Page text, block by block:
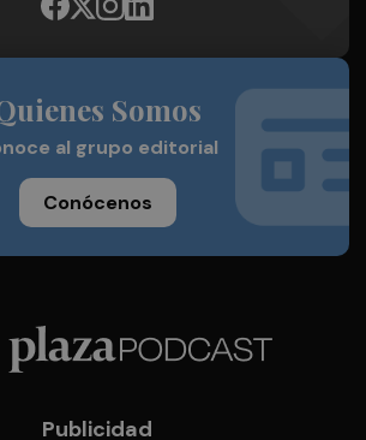
Somos
al grupo editorial
Conócenos
Publicidad